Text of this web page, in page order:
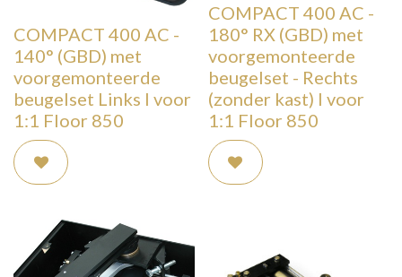
COMPACT 400 AC -
140° (GBD) met
voorgemonteerde
beugelset Links I voor
1:1 Floor 850
COMPACT 400 AC -
180° RX (GBD) met
voorgemonteerde
beugelset - Rechts
(zonder kast) I voor
1:1 Floor 850